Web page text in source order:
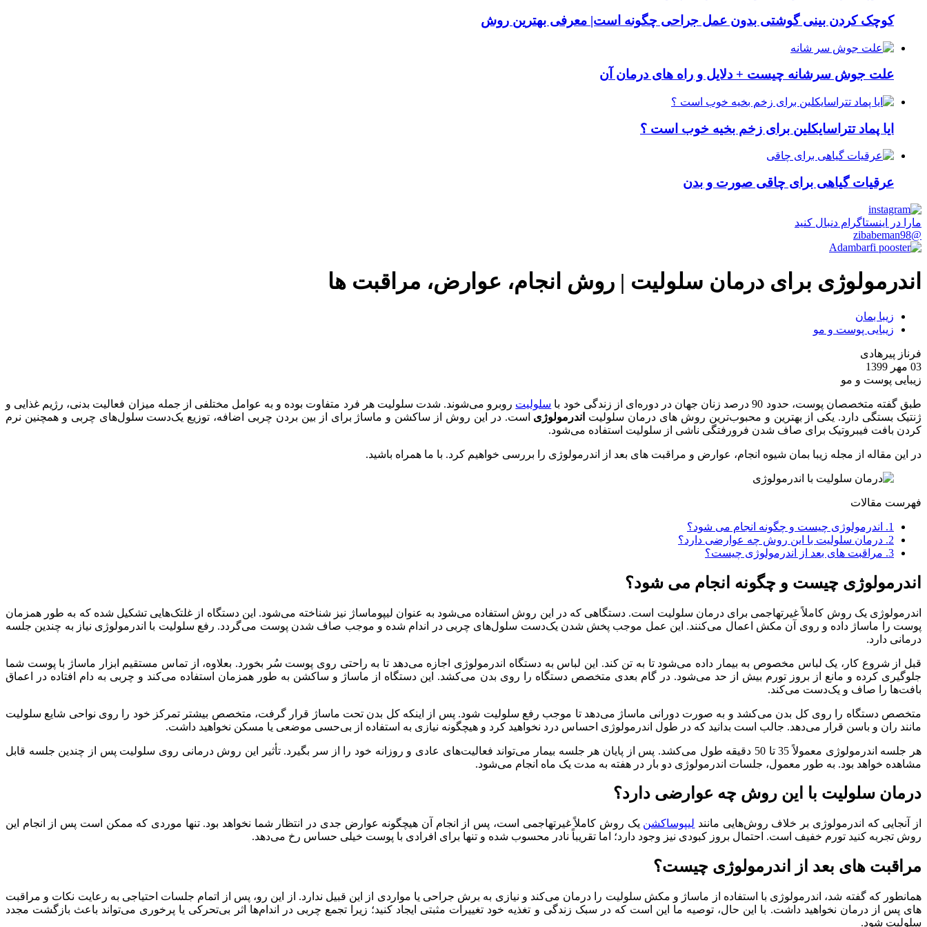
کوچک کردن بینی گوشتی بدون عمل جراحی چگونه است| معرفی بهترین روش
علت جوش سرشانه چیست + دلایل و راه های درمان آن
ایا پماد تتراسایکلین برای زخم بخیه خوب است ؟
عرقیات گیاهی برای چاقی صورت و بدن
مارا در اینستاگرام دنبال کنید
@zibabeman98
اندرمولوژی برای درمان سلولیت | روش انجام، عوارض، مراقبت ها
زیبا بمان
زیبایی پوست و مو
فرناز پیرهادی
03 مهر 1399
زیبایی پوست و مو
طبق گفته متخصصان پوست، حدود 90 درصد زنان جهان در دوره‌ای از زندگی خود با سلولیت روبرو می‌شوند. شدت سلولیت هر فرد متفاوت بوده و به عوامل مختلفی از جمله میزان فعالیت بدنی، رژیم غذایی و
ژنتیک بستگی دارد. یکی از بهترین و محبوب‌ترین روش های درمان سلولیت اندرمولوژی است. در این روش از ساکشن و ماساژ برای از بین بردن چربی اضافه، توزیع یک‌دست سلول‌های چربی و همچنین نرم
کردن بافت فیبروتیک برای صاف شدن فرورفتگی ناشی از سلولیت استفاده می‌شود.
در این مقاله از مجله زیبا بمان شیوه انجام، عوارض و مراقبت های بعد از اندرمولوژی را بررسی خواهیم کرد. با ما همراه باشید.
فهرست مقالات
1.
اندرمولوژی چیست و چگونه انجام می شود؟
2. درمان سلولیت با این روش چه عوارضی دارد؟
3. مراقبت های بعد از اندرمولوژی چیست؟
اندرمولوژی چیست و چگونه انجام می شود؟
اندرمولوژی یک روش کاملاً غیرتهاجمی برای درمان سلولیت است. دستگاهی که در این روش استفاده می‌شود به عنوان لیپوماساژ نیز شناخته می‌شود. این دستگاه از غلتک‌هایی تشکیل شده که به طور همزمان
پوست را ماساژ داده و روی آن مکش اعمال می‌کنند. این عمل موجب پخش شدن یک‌دست سلول‌های چربی در اندام شده و موجب صاف شدن پوست می‌گردد. رفع سلولیت با اندرمولوژی نیاز به چندین جلسه
درمانی دارد.
قبل از شروع کار، یک لباس مخصوص به بیمار داده می‌شود تا به تن کند. این لباس به دستگاه اندرمولوژی اجازه می‌دهد تا به راحتی روی پوست سُر بخورد. بعلاوه، از تماس مستقیم ابزار ماساژ با پوست شما
جلوگیری کرده و مانع از بروز تورم بیش از حد می‌شود. در گام بعدی متخصص دستگاه را روی بدن می‌کشد. این دستگاه از ماساژ و ساکشن به طور همزمان استفاده می‌کند و چربی به دام افتاده در اعماق
بافت‌ها را صاف و یک‌دست می‌کند.
متخصص دستگاه را روی کل بدن می‌کشد و به صورت دورانی ماساژ می‌دهد تا موجب رفع سلولیت شود. پس از اینکه کل بدن تحت ماساژ قرار گرفت، متخصص بیشتر تمرکز خود را روی نواحی شایع سلولیت
مانند ران و باسن قرار می‌دهد. جالب است بدانید که در طول اندرمولوژی احساس درد نخواهید کرد و هیچگونه نیازی به استفاده از بی‌حسی موضعی یا مسکن نخواهید داشت.
هر جلسه اندرمولوژی معمولاً 35 تا 50 دقیقه طول می‌کشد. پس از پایان هر جلسه بیمار می‌تواند فعالیت‌های عادی و روزانه خود را از سر بگیرد. تأثیر این روش درمانی روی سلولیت پس از چندین جلسه قابل
مشاهده خواهد بود. به طور معمول، جلسات اندرمولوژی دو بار در هفته به مدت یک ماه انجام می‌شود.
درمان سلولیت با این روش چه عوارضی دارد؟
از آنجایی که اندرمولوژی بر خلاف روش‌هایی مانند لیپوساکشن یک روش کاملاً غیرتهاجمی است، پس از انجام آن هیچگونه عوارض جدی در انتظار شما نخواهد بود. تنها موردی که ممکن است پس از انجام این
روش تجربه کنید تورم خفیف است. احتمال بروز کبودی نیز وجود دارد؛ اما تقریباً نادر محسوب شده و تنها برای افرادی با پوست خیلی حساس رخ می‌دهد.
مراقبت های بعد از اندرمولوژی چیست؟
همانطور که گفته شد، اندرمولوژی با استفاده از ماساژ و مکش سلولیت را درمان می‌کند و نیازی به برش جراحی یا مواردی از این قبیل ندارد. از این رو، پس از اتمام جلسات احتیاجی به رعایت نکات و مراقبت
های پس از درمان نخواهید داشت. با این حال، توصیه ما این است که در سبک زندگی و تغذیه خود تغییرات مثبتی ایجاد کنید؛ زیرا تجمع چربی در اندام‌ها اثر بی‌تحرکی یا پرخوری می‌تواند باعث بازگشت مجدد
سلولیت شود.